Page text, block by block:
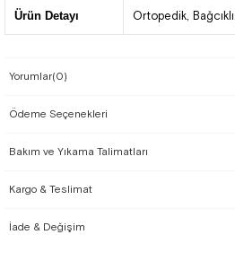
Ürün Detayı Ortopedik Bağcıklı
Yorumlar(0)
Ödeme Seçenekleri
Bakım ve Yıkama Talimatları
Kargo & Teslimat
İade & Değişim